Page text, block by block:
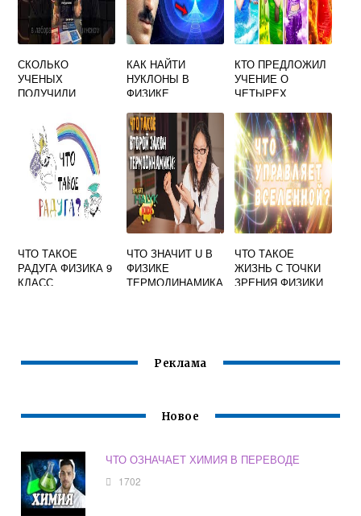
СКОЛЬКО
УЧЕНЫХ
ПОЛУЧИЛИ
ПРЕМИЮ ПО
ХИМИИ
КАК НАЙТИ
НУКЛОНЫ В
ФИЗИКЕ
КТО ПРЕДЛОЖИЛ
УЧЕНИЕ О
ЧЕТЫРЕХ
ХИМИИ
ЧТО ТАКОЕ
РАДУГА ФИЗИКА 9
КЛАСС
ЧТО ЗНАЧИТ U В
ФИЗИКЕ
ТЕРМОДИНАМИКА
ЧТО ТАКОЕ
ЖИЗНЬ С ТОЧКИ
ЗРЕНИЯ ФИЗИКИ
Реклама
Новое
ЧТО ОЗНАЧАЕТ ХИМИЯ В ПЕРЕВОДЕ
1702